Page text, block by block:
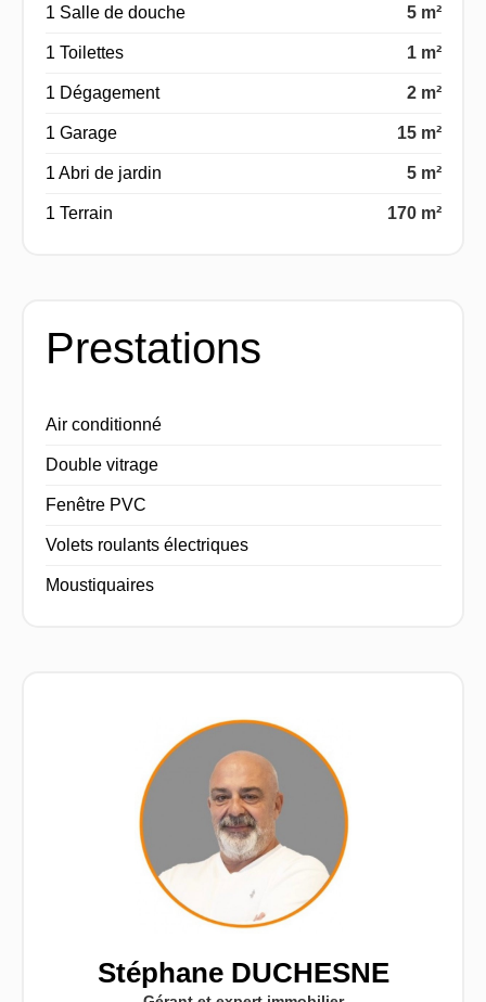
1 Salle de douche 5 m²
1 Toilettes 1 m²
1 Dégagement 2 m²
1 Garage 15 m²
1 Abri de jardin 5 m²
1 Terrain 170 m²
Prestations
Air conditionné
Double vitrage
Fenêtre PVC
Volets roulants électriques
Moustiquaires
Stéphane DUCHESNE